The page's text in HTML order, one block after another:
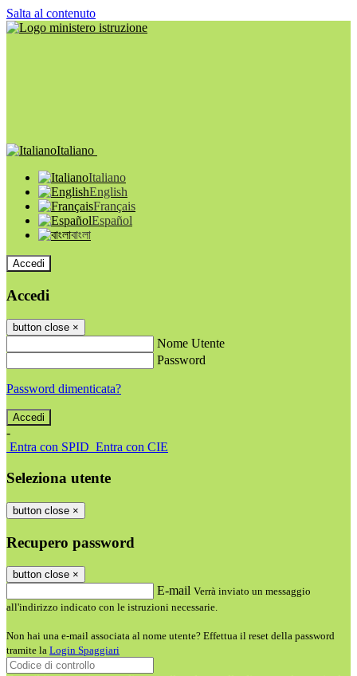
Salta al contenuto
Italiano
Italiano
English
Français
Español
বাংলা
Accedi
Accedi
button close ×
Nome Utente
Password
Password dimenticata?
-
Entra con SPID Entra con CIE
Seleziona utente
button close ×
Recupero password
button close ×
E-mail Verrà inviato un messaggio
all'indirizzo indicato con le istruzioni necessarie.
Non hai una e-mail associata al nome utente? Effettua il reset della password
tramite la Login Spaggiari